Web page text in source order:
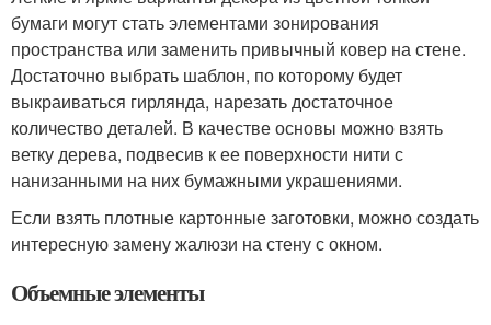
бумаги могут стать элементами зонирования
пространства или заменить привычный ковер на стене.
Достаточно выбрать шаблон, по которому будет
выкраиваться гирлянда, нарезать достаточное
количество деталей. В качестве основы можно взять
ветку дерева, подвесив к ее поверхности нити с
нанизанными на них бумажными украшениями.
Если взять плотные картонные заготовки, можно создать
интересную замену жалюзи на стену с окном.
Объемные элементы